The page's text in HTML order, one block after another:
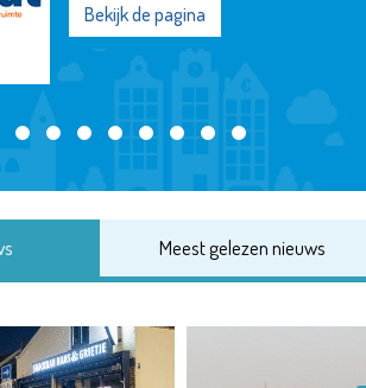
Bekijk de pagina
Meest gelezen nieuws